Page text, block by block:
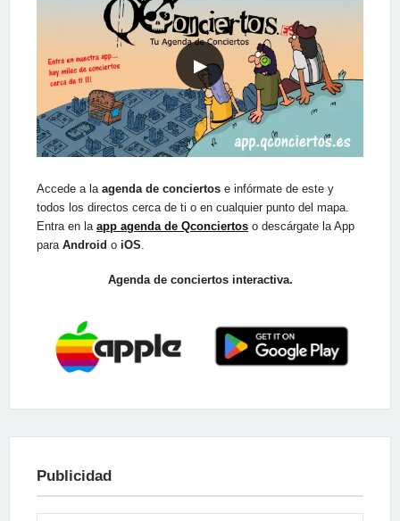
▶
Accede a la agenda de conciertos e infórmate de este y
todos los directos cerca de ti o en cualquier punto del mapa.
Entra en la app agenda de Qconciertos o descárgate la App
para Android o iOS.
Agenda de conciertos interactiva.
Publicidad